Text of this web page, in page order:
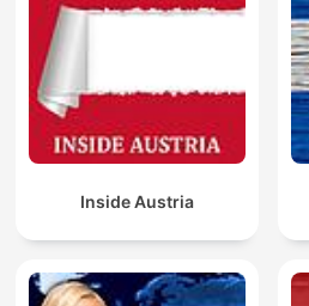
Inside Austria